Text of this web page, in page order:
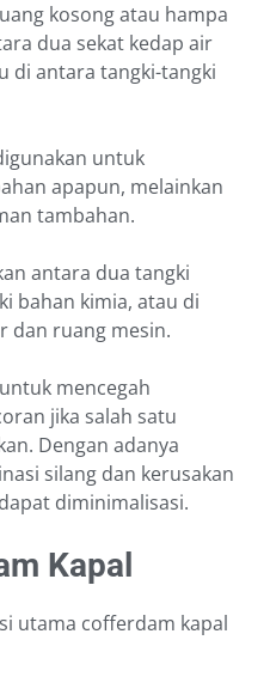
kosong atau hampa
dua sekat kedap air
di antara tangki-tangki
untuk
apapun, melainkan
tambahan.
antara dua tangki
bahan kimia, atau di
dan ruang mesin.
mencegah
jika salah satu
Dengan adanya
silang dan kerusakan
diminimalisasi.
Kapal
utama cofferdam kapal